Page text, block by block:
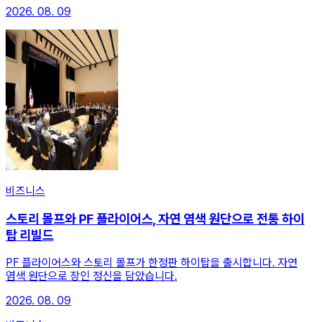
2026. 08. 09
비즈니스
스토리 몰프와 PF 플라이어스, 자연 염색 원단으로 전통 하이
탑 리빌드
PF 플라이어스와 스토리 몰프가 한정판 하이탑을 출시합니다. 자연
염색 원단으로 장인 정신을 담았습니다.
2026. 08. 09